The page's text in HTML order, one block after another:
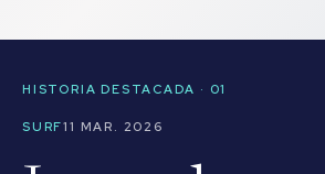
HISTORIA DESTACADA · 01
SURF11 MAR. 2026